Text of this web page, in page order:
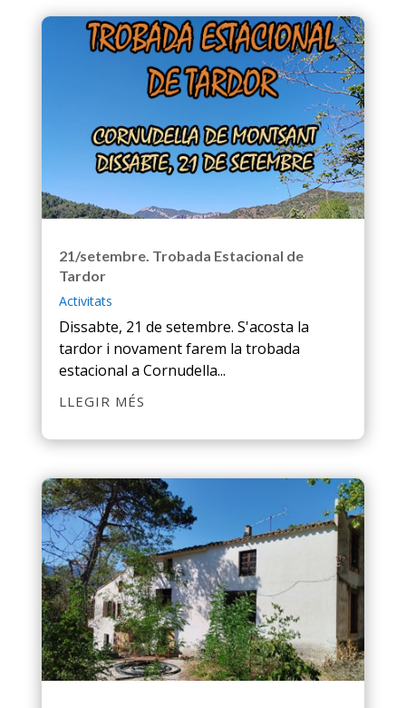
21/setembre. Trobada Estacional de
Tardor
Activitats
Dissabte, 21 de setembre. S'acosta la
tardor i novament farem la trobada
estacional a Cornudella...
LLEGIR MÉS